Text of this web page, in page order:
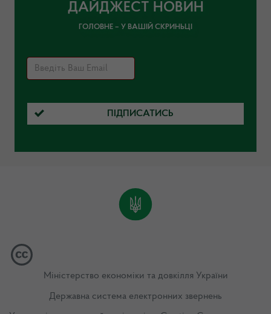
ДАЙДЖЕСТ НОВИН
ГОЛОВНЕ – У ВАШІЙ СКРИНЬЦІ
ПІДПИСАТИСЬ
Міністерство економіки та довкілля України
Державна система електронних звернень